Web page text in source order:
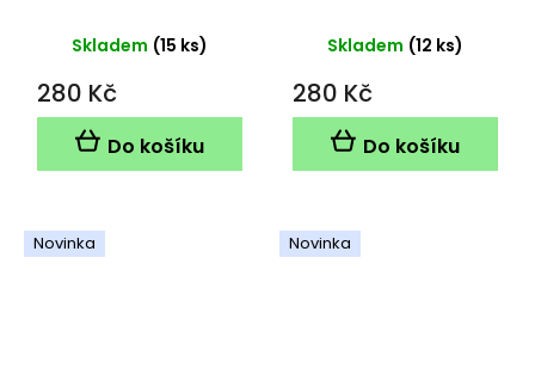
Skladem (15 ks)
280 Kč
Do košíku
Skladem (12 ks)
280 Kč
Do košíku
Novinka Novinka